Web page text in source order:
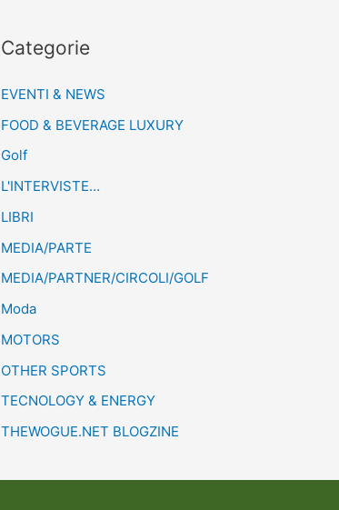
Categorie
EVENTI & NEWS
FOOD & BEVERAGE LUXURY
Golf
L'INTERVISTE…
LIBRI
MEDIA/PARTE
MEDIA/PARTNER/CIRCOLI/GOLF
Moda
MOTORS
OTHER SPORTS
TECNOLOGY & ENERGY
THEWOGUE.NET BLOGZINE